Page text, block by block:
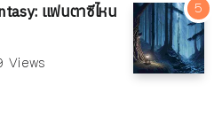
แฟนตาซีไหน
Views